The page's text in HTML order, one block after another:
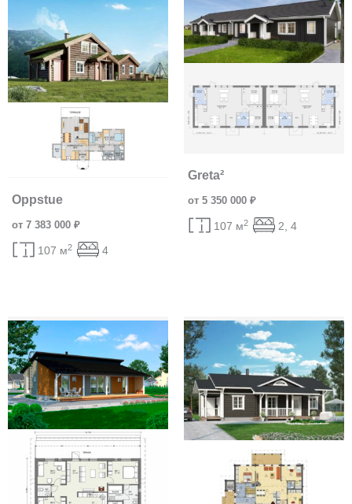
Oppstue
от 7 383 000 ₽
107 м2 4
Greta²
от 5 350 000 ₽
107 м2 2, 4